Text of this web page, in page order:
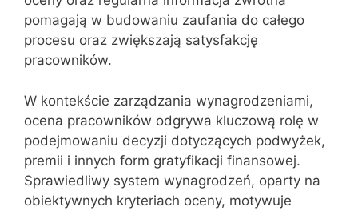
pomagają w budowaniu zaufania do całego
procesu oraz zwiększają satysfakcję
pracowników.
W kontekście zarządzania wynagrodzeniami,
ocena pracowników odgrywa kluczową rolę w
podejmowaniu decyzji dotyczących podwyżek,
premii i innych form gratyfikacji finansowej.
Sprawiedliwy system wynagrodzeń, oparty na
obiektywnych kryteriach oceny, motywuje